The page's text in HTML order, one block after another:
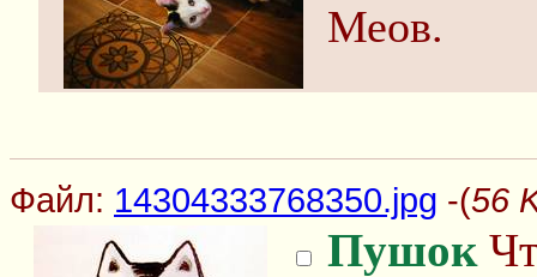
Меов.
Файл: 14304333768350.jpg -(56
Пушок